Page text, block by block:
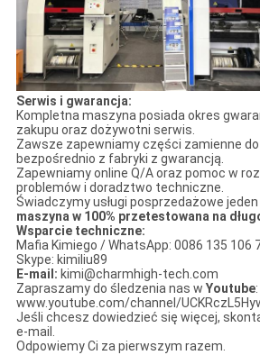
Serwis i gwarancja:
Kompletna maszyna posiada okres
zakupu oraz dożywotni serwis.
Zawsze zapewniamy części zamienne
bezpośrednio z fabryki z gwarancją.
Zapewniamy online Q/A oraz pomoc w
problemów i doradztwo techniczne.
Świadczymy usługi posprzedażowe jeden
maszyna w 100% przetestowana na
Wsparcie techniczne:
Mafia Kimiego / WhatsApp: 0086 135 106
Skype: kimiliu89
E-mail: kimi@charmhigh-tech.com
Zapraszamy do śledzenia nas w Youtube:
www.youtube.com/channel/
Jeśli chcesz dowiedzieć się więcej,
e-mail.
Odpowiemy Ci za pierwszym razem.